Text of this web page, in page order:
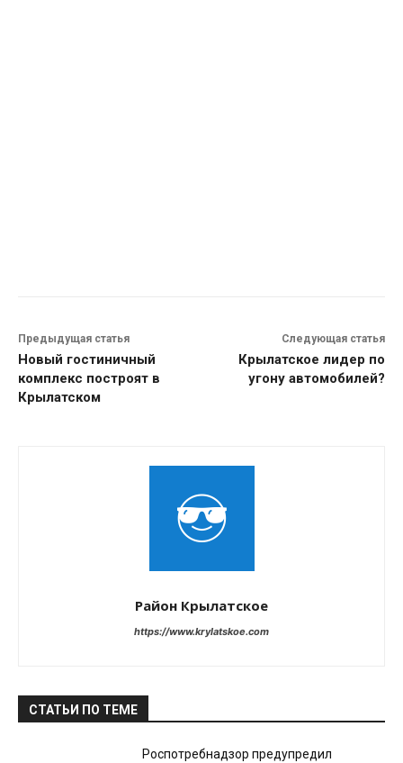
Предыдущая статья
Новый гостиничный
комплекс построят в
Крылатском
Следующая статья
Крылатское лидер по
угону автомобилей?
Район Крылатское
https://www.krylatskoe.com
СТАТЬИ ПО ТЕМЕ
Роспотребнадзор предупредил